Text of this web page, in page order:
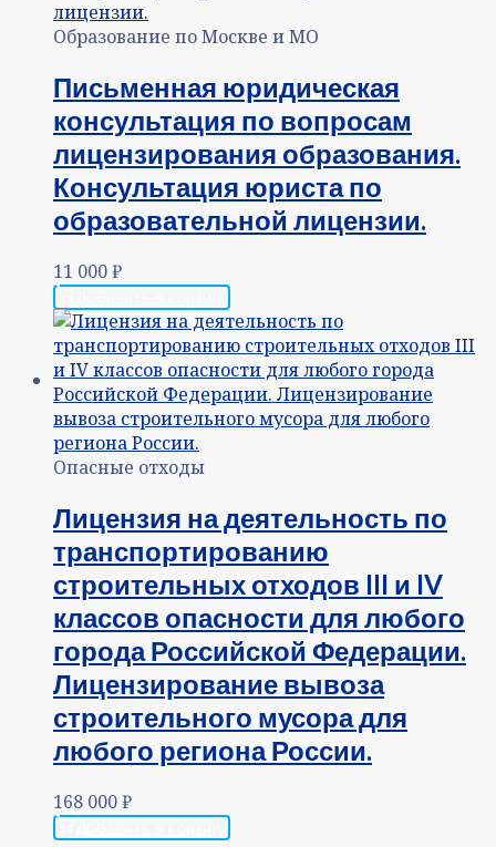
Образование по Москве и МО
Письменная юридическая
консультация по вопросам
лицензирования образования.
Консультация юриста по
образовательной лицензии.
11 000₽
Опасные отходы
Лицензия на деятельность по
транспортированию
строительных отходов III и IV
классов опасности для любого
города Российской Федерации.
Лицензирование вывоза
строительного мусора для
любого региона России.
168 000₽